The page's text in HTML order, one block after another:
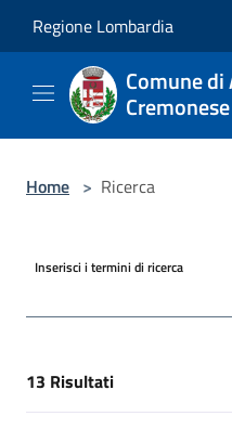
Regione Lombardia
Comune
Cremonese
Home > Ricerca
Inserisci i termini di ricerca
[results]
13 Risultati